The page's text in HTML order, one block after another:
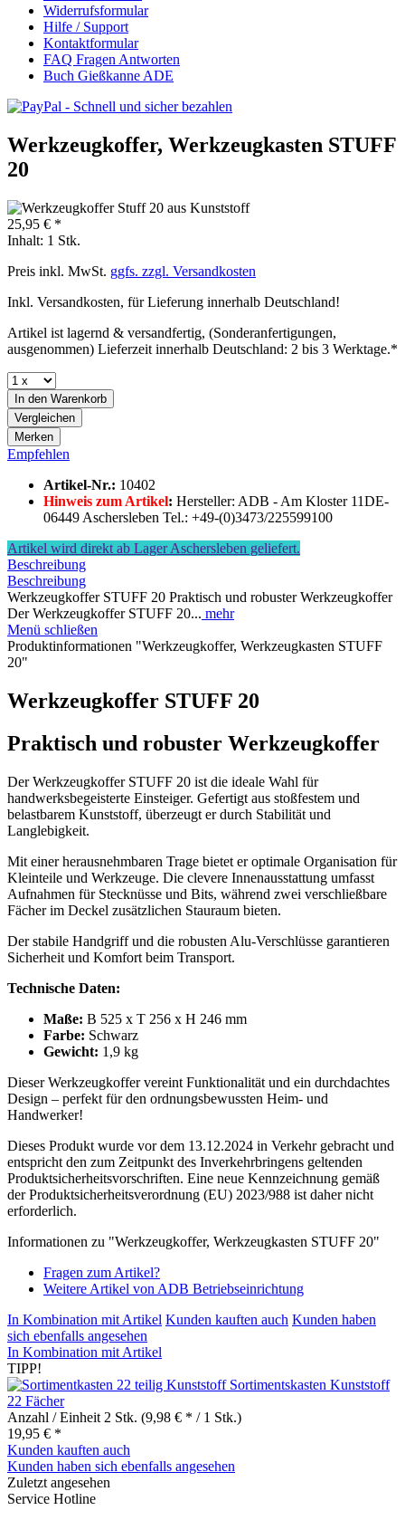
Widerrufsformular
Hilfe / Support
Kontaktformular
FAQ Fragen Antworten
Buch Gießkanne ADE
Werkzeugkoffer, Werkzeugkasten STUFF
20
25,95 € *
Inhalt: 1 Stk.
Preis inkl. MwSt. ggfs. zzgl. Versandkosten
Inkl. Versandkosten, für Lieferung innerhalb Deutschland!
Artikel ist lagernd & versandfertig, (Sonderanfertigungen,
ausgenommen) Lieferzeit innerhalb Deutschland: 2 bis 3 Werktage.*
In den Warenkorb
Vergleichen
Merken
Empfehlen
Artikel-Nr.: 10402
Hinweis zum Artikel: Hersteller: ADB - Am Kloster 11DE-
06449 Aschersleben Tel.: +49-(0)3473/225599100
Artikel wird direkt ab Lager Aschersleben geliefert.
Beschreibung
Beschreibung
Werkzeugkoffer STUFF 20 Praktisch und robuster Werkzeugkoffer
Der Werkzeugkoffer STUFF 20... mehr
Menü schließen
Produktinformationen "Werkzeugkoffer, Werkzeugkasten STUFF
20"
Werkzeugkoffer STUFF 20
Praktisch und robuster Werkzeugkoffer
Der Werkzeugkoffer STUFF 20 ist die ideale Wahl für
handwerksbegeisterte Einsteiger. Gefertigt aus stoßfestem und
belastbarem Kunststoff, überzeugt er durch Stabilität und
Langlebigkeit.
Mit einer herausnehmbaren Trage bietet er optimale Organisation für
Kleinteile und Werkzeuge. Die clevere Innenausstattung umfasst
Aufnahmen für Stecknüsse und Bits, während zwei verschließbare
Fächer im Deckel zusätzlichen Stauraum bieten.
Der stabile Handgriff und die robusten Alu-Verschlüsse garantieren
Sicherheit und Komfort beim Transport.
Technische Daten:
Maße: B 525 x T 256 x H 246 mm
Farbe: Schwarz
Gewicht: 1,9 kg
Dieser Werkzeugkoffer vereint Funktionalität und ein durchdachtes
Design – perfekt für den ordnungsbewussten Heim- und
Handwerker!
Dieses Produkt wurde vor dem 13.12.2024 in Verkehr gebracht und
entspricht den zum Zeitpunkt des Inverkehrbringens geltenden
Produktsicherheitsvorschriften. Eine neue Kennzeichnung gemäß
der Produktsicherheitsverordnung (EU) 2023/988 ist daher nicht
erforderlich.
Informationen zu "Werkzeugkoffer, Werkzeugkasten STUFF 20"
Fragen zum Artikel?
Weitere Artikel von ADB Betriebseinrichtung
In Kombination mit Artikel Kunden kauften auch Kunden haben
sich ebenfalls angesehen
In Kombination mit Artikel
TIPP!
Sortimentskasten Kunststoff
22 Fächer
Anzahl / Einheit 2 Stk. (9,98 € * / 1 Stk.)
19,95 € *
Kunden kauften auch
Kunden haben sich ebenfalls angesehen
Zuletzt angesehen
Service Hotline